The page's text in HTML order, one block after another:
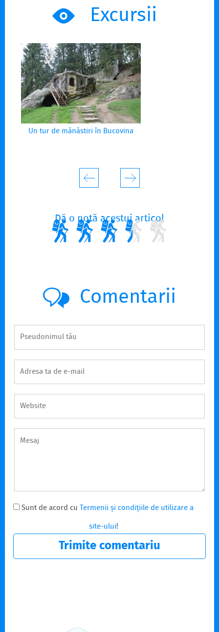
Excursii
Un tur de mănăstiri în Bucovina
Dă o notă acestui articol
Comentarii
Sunt de acord cuTermenii și condițiile de utilizare a
site-ului!